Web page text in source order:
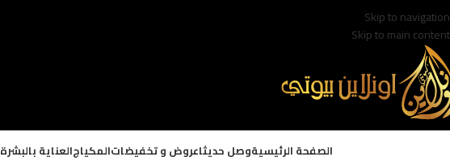
Skip to navigation
Skip to main content
الصفحة الرئيسيةوصل حديثاعروض و تخفيضاتالمكياجالعناية بالبشرة